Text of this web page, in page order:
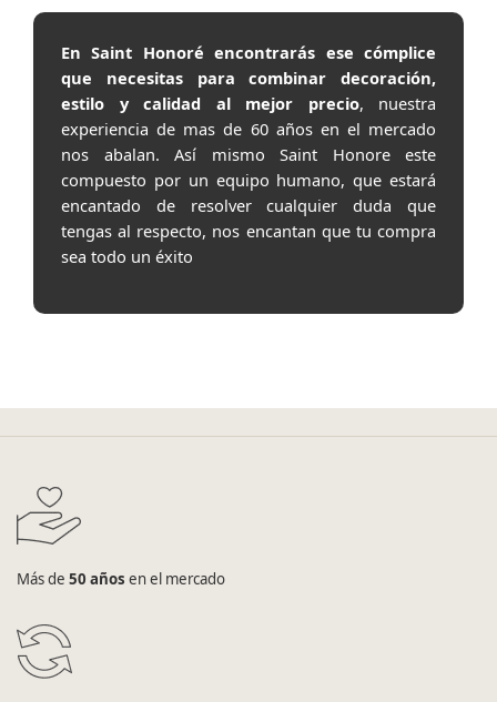
En Saint Honoré encontrarás ese cómplice
que necesitas para combinar decoración,
estilo y calidad al mejor precio, nuestra
experiencia de mas de 60 años en el mercado
nos abalan. Así mismo Saint Honore este
compuesto por un equipo humano, que estará
encantado de resolver cualquier duda que
tengas al respecto, nos encantan que tu compra
sea todo un éxito
Más de 50 años en el mercado